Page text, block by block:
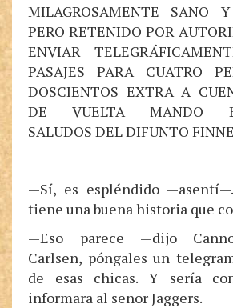
MILAGROSAMENTE SANO
PERO RETENIDO POR
ENVIAR
PASAJES PARA CUATRO
DOSCIENTOS EXTRA A
DE VUELTA MANDO
SALUDOS DEL DIFUNTO
—Sí, es espléndido
tiene una buena historia que
—Eso parece —dijo
Carlsen, póngales un
de esas chicas. Y sería
informara al señor Jaggers.